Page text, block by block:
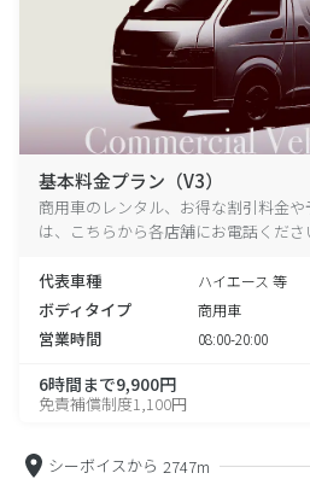
基本料金プラン（V3）
商用車のレンタル、お得な割引料金
は、こちらから各店舗にお電話くださ
代表車種 ハイエース 等
ボディタイプ 商用車
営業時間 08:00-20:00
6時間まで9,900円
免責補償制度1,100円
シーボイスから 2747m